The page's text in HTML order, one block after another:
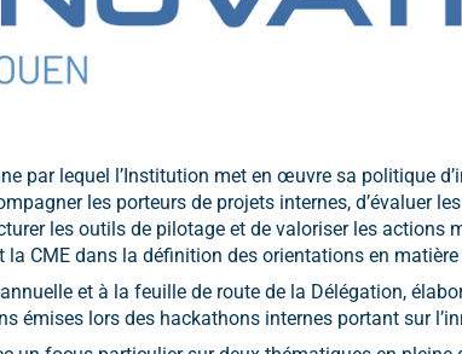
par lequel l’Institution met en œuvre sa politique
les porteurs de projets internes, d’évaluer
les outils de pilotage et de valoriser les actions
CME dans la définition des orientations en matière
et à la feuille de route de la Délégation,
émises lors des hackathons internes portant sur